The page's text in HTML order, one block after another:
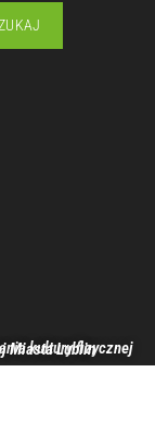
finansowej Miasta Lublin